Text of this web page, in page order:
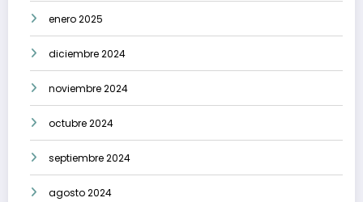
enero 2025
diciembre 2024
noviembre 2024
octubre 2024
septiembre 2024
agosto 2024